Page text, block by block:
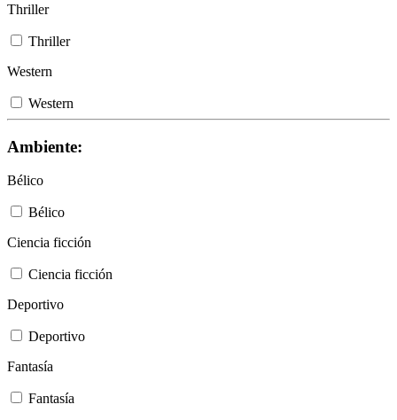
Thriller
Thriller
Western
Western
Ambiente:
Bélico
Bélico
Ciencia ficción
Ciencia ficción
Deportivo
Deportivo
Fantasía
Fantasía